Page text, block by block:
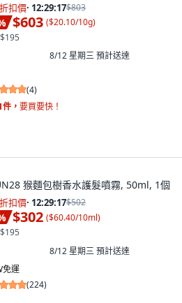
扣價· 12:29:15$803
$603 ($20.10/10g)
8/12 星期三預計送達
(4)
， 要買要快！
猴麵包樹香水護髮噴霧, 50ml, 1個
扣價· 12:29:15$502
$302 ($60.40/10ml)
8/12 星期三預計送達
免運
(224)